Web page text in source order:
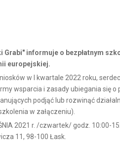
Grabi" informuje o bezpłatnym
europejskiej.
w I kwartale 2022 roku,
wsparcia i zasady ubiegania się
podjąć lub rozwinąć
w załączeniu).
2021 r. /czwartek/ godz. 10:00-
11, 98-100 Łask.